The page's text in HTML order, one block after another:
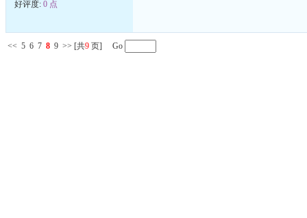
好评度: 0 点
<< 5 6 7 8 9 >> [共9 页] Go